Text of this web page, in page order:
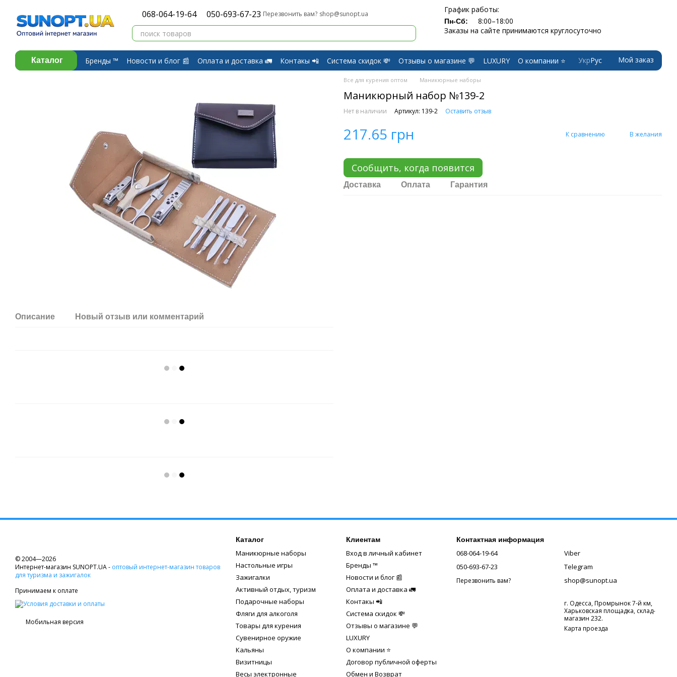
068-064-19-64 050-693-67-23 Перезвонить вам? shop@sunopt.ua График работы:
Пн-Сб:
8:00–18:00
Заказы на сайте принимаются круглосуточно
Каталог Бренды ™️ Новости и блог 📰 Оплата и доставка 🚛 Контакы 📲 Система скидок 💸 Отзывы о магазине 💬 LUXURY
О компании ⭐
Договор публичной оферты
Обмен и Возврат
УкрРус Мой заказ
Описание Новый отзыв или комментарий
Все для курения оптом Маникюрные наборы
Маникюрный набор №139-2
Нет в наличии Артикул: 139-2 Оставить отзыв
217.65 грн К сравнению В желания
Сообщить, когда появится
Доставка Оплата Гарантия
© 2004—2026
Интернет-магазин SUNOPT.UA - оптовый интернет-магазин товаров
для туризма и зажигалок
Принимаем к оплате
Мобильная версия
Каталог
Маникюрные наборы
Настольные игры
Зажигалки
Активный отдых, туризм
Подарочные наборы
Фляги для алкоголя
Товары для курения
Сувенирное оружие
Кальяны
Визитницы
Весы электронные
Клиентам
Вход в личный кабинет
Бренды ™️
Новости и блог 📰
Оплата и доставка 🚛
Контакы 📲
Система скидок 💸
Отзывы о магазине 💬
LUXURY
О компании ⭐
Договор публичной оферты
Обмен и Возврат
Контактная информация
068-064-19-64
050-693-67-23
Перезвонить вам?
Viber
Telegram
shop@sunopt.ua
г. Одесса, Промрынок 7-й км,
Харьковская площадка, склад-
магазин 232.
Карта проезда